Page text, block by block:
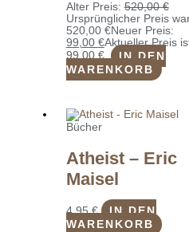
Alter Preis: 520,00€
Ursprünglicher Preis
520,00 €Neuer Preis:
99,00 €Aktueller Preis
99,00 €.
IN DEN
WARENKORB
Bücher
Atheist – Eric
Maisel
4,95€
IN DEN
WARENKORB